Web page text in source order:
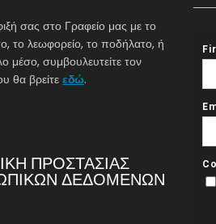
σας στο Γραφείο μας με το
το λεωφορείο, το ποδήλατο, ή
μέσο, συμβουλευτείτε τον
θα βρείτε εδώ.
ΠΡΟΣΤΑΣΙΑΣ
ΔΕΔΟΜΕΝΩΝ